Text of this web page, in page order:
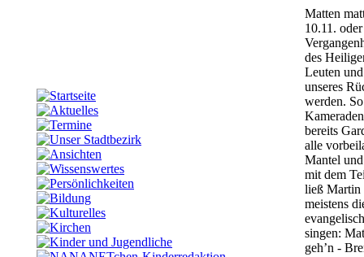
Matten
10.11.
des
Leuten
unseres
werden.
bereits
alle
Mantel
mit dem
ließ Martin
meistens
singen:
geh’n -